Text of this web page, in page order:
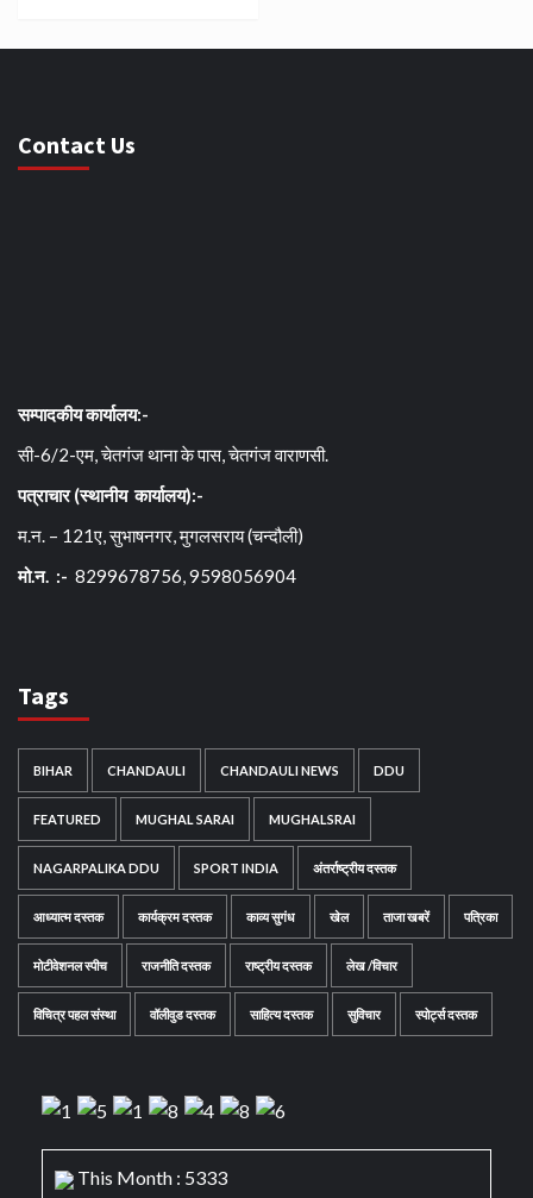
Contact Us
सम्पादकीय कार्यालय:-
सी-6/2-एम, चेतगंज थाना के पास, चेतगंज वाराणसी.
पत्राचार (स्थानीय कार्यालय):-
म.न. – 121ए, सुभाषनगर, मुगलसराय (चन्दौली)
मो.न. :- 8299678756, 9598056904
Tags
BIHAR CHANDAULI CHANDAULI NEWS DDU
FEATURED MUGHAL SARAI MUGHALSRAI
NAGARPALIKA DDU SPORT INDIA अंतर्राष्ट्रीय दस्तक
आध्यात्म दस्तक कार्यक्रम दस्तक काव्य सुगंध खेल ताजा खबरें पत्रिका
मोटीवेशनल स्पीच राजनीति दस्तक राष्ट्रीय दस्तक लेख /विचार
विचित्र पहल संस्था वॉलीवुड दस्तक साहित्य दस्तक सुविचार स्पोर्ट्स दस्तक
This Month : 5333